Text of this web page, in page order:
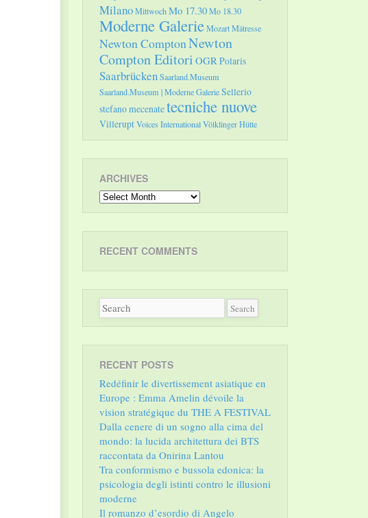
MilanoMittwochMo 17.30Mo 18.30
Moderne GalerieMozartMätresse
Newton ComptonNewton
Compton Editori OGRPolaris
SaarbrückenSaarland.Museum
Saarland.Museum | Moderne GalerieSellerio
stefano mecenatetecniche nuove
VilleruptVoices InternationalVölklinger Hütte
ARCHIVES
Archives
RECENT COMMENTS
RECENT POSTS
Redéfinir le divertissement asiatique en
Europe : Emma Amelin dévoile la
vision stratégique du THE A FESTIVAL
Dalla cenere di un sogno alla cima del
mondo: la lucida architettura dei BTS
raccontata da Onirina Lantou
Tra conformismo e bussola edonica: la
psicologia degli istinti contro le illusioni
moderne
Il romanzo d’esordio di Angelo